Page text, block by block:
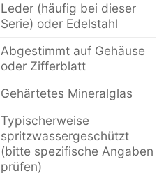
Leder (häufig bei dieser
Serie) oder Edelstahl
Abgestimmt auf Gehäuse
oder Zifferblatt
Gehärtetes Mineralglas
Typischerweise
spritzwassergeschützt
(bitte spezifische Angaben
prüfen)